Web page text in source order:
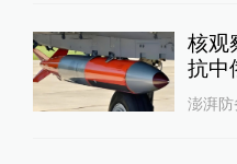
核观
抗中
澎湃防